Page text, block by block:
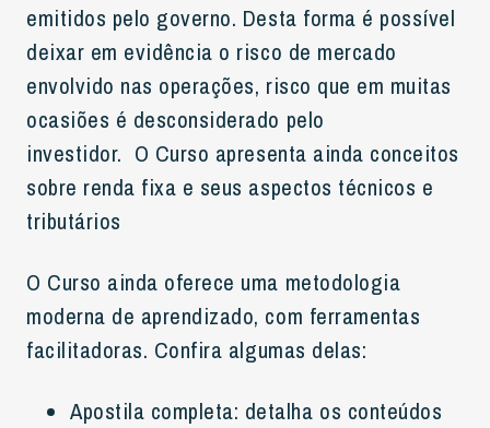
emitidos pelo governo. Desta forma é possível
deixar em evidência o risco de mercado
envolvido nas operações, risco que em muitas
ocasiões é desconsiderado pelo
investidor. O Curso apresenta ainda conceitos
sobre renda fixa e seus aspectos técnicos e
tributários
O Curso ainda oferece uma metodologia
moderna de aprendizado, com ferramentas
facilitadoras. Confira algumas delas:
Apostila completa: detalha os conteúdos